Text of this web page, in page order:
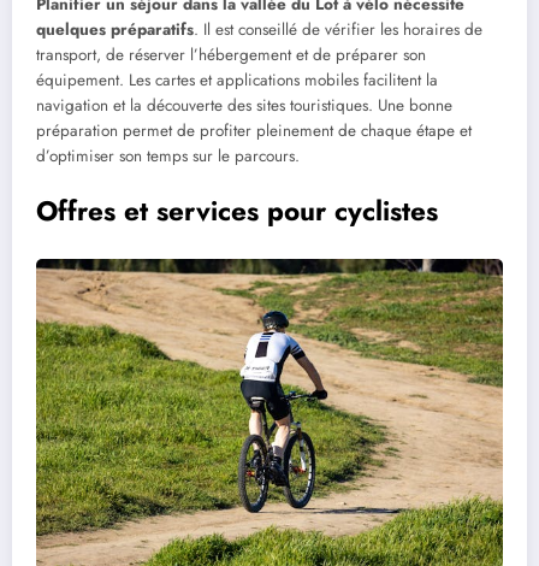
quelques préparatifs. Il est conseillé de vérifier les horaires de
transport, de réserver l’hébergement et de préparer son
équipement. Les cartes et applications mobiles facilitent la
navigation et la découverte des sites touristiques. Une bonne
préparation permet de profiter pleinement de chaque étape et
d’optimiser son temps sur le parcours.
Offres et services pour cyclistes